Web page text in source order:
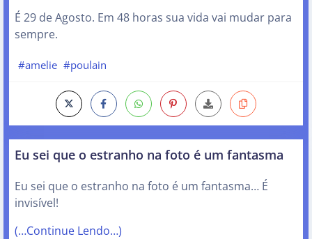
É 29 de Agosto. Em 48 horas sua vida vai mudar para
sempre.
#amelie #poulain
Eu sei que o estranho na foto é um fantasma
Eu sei que o estranho na foto é um fantasma… É
invisível!
(…Continue Lendo…)